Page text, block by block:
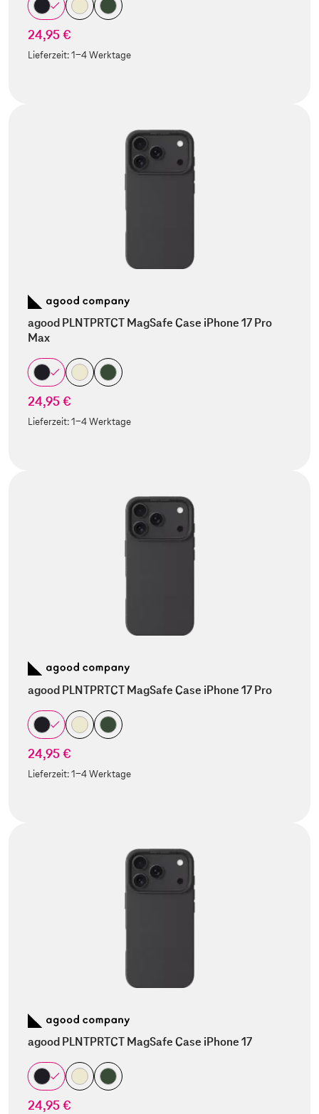
24,95 €
Lieferzeit:1-4 Werktage
agood PLNTPRTCT MagSafe Case iPhone 17 Pro
Max
24,95 €
Lieferzeit:1-4 Werktage
agood PLNTPRTCT MagSafe Case iPhone 17 Pro
24,95 €
Lieferzeit:1-4 Werktage
agood PLNTPRTCT MagSafe Case iPhone 17
24,95 €